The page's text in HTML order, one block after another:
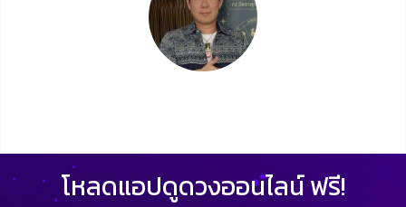
โหลดแอปดูดวงออนไลน์ ฟรี!